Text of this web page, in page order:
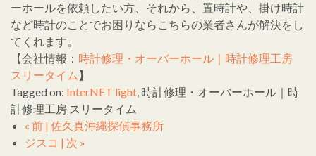
ーホールを依頼したい方、それから、置時計や、掛け時計
など時計のことでお困りならこちらの業者さんが解決をし
てくれます。
【会社情報： 時計修理・オーバーホール｜時計修理工房
スリータイム 】
Tagged on: InterNET light, 時計修理・オーバーホール｜時
計修理工房 スリータイム
« 前 | 佐久真沖縄探偵事務所
ジスコ | 次 »